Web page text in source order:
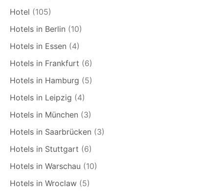
Hotel (105)
Hotels in Berlin (10)
Hotels in Essen (4)
Hotels in Frankfurt (6)
Hotels in Hamburg (5)
Hotels in Leipzig (4)
Hotels in München (3)
Hotels in Saarbrücken (3)
Hotels in Stuttgart (6)
Hotels in Warschau (10)
Hotels in Wroclaw (5)